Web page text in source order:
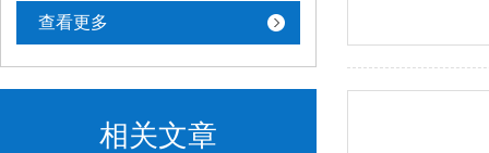
查看更多
相关文章